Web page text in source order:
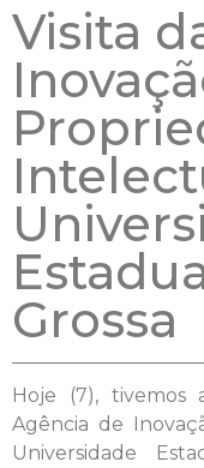
Visita
Grossa
Hoje (7),
Agência de
Universidade